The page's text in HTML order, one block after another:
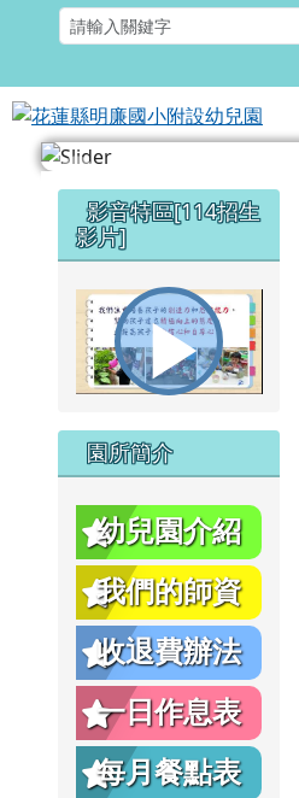
跳至主內容區
花蓮縣明廉國
左邊區域內容
影音特區[114招生
影片]
播
放
影
片
園所簡介
幼兒園介紹
我們的師資
收退費辦法
一日作息表
每月餐點表
頁尾區域